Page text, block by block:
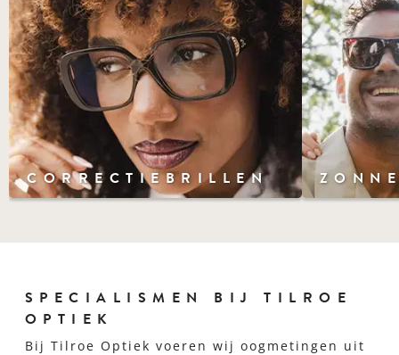
CORRECTIEBRILLEN
SPECIALISMEN BIJ TILROE
OPTIEK
Bij Tilroe Optiek voeren wij oogmetingen uit